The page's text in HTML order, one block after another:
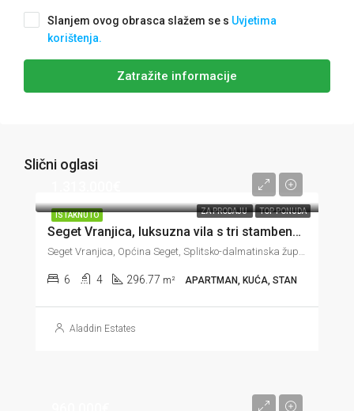
Slanjem ovog obrasca slažem se s Uvjetima
korištenja.
Zatražite informacije
Slični oglasi
ISTAKNUTO ZA PRODAJU TOP PONUDA
Seget Vranjica, luksuzna vila s tri stambene jedinice u prvom redu do mora, 296 m2
Seget Vranjica, Općina Seget, Splitsko-dalmatinska županija, Hrvatska
6 4 296.77 m² APARTMAN, KUĆA, STAN
Aladdin Estates